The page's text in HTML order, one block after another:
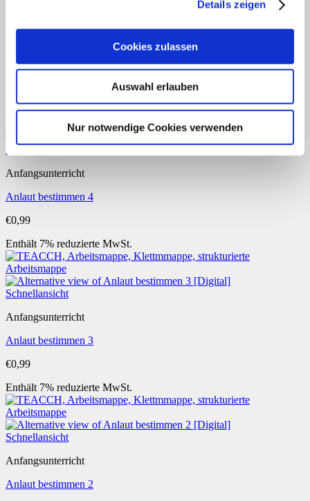
Details zeigen
Cookies zulassen
Auswahl erlauben
Nur notwendige Cookies verwenden
Anfangsunterricht
Anlaut bestimmen Themenpaket
Enthält 7% reduzierte MwSt.
Schnellansicht
Anfangsunterricht
Anlaut bestimmen 4
€0,99
Enthält 7% reduzierte MwSt.
Schnellansicht
Anfangsunterricht
Anlaut bestimmen 3
€0,99
Enthält 7% reduzierte MwSt.
Schnellansicht
Anfangsunterricht
Anlaut bestimmen 2